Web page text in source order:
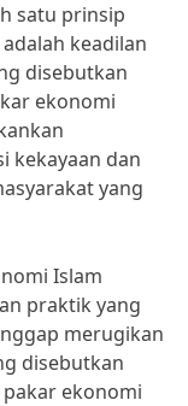
satu prinsip
keadilan
disebutkan
ekonomi
kekayaan dan
yang
Islam
praktik yang
merugikan
disebutkan
ekonomi